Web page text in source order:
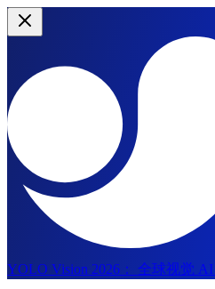
YOLO Vision 2026：
全球视觉 AI